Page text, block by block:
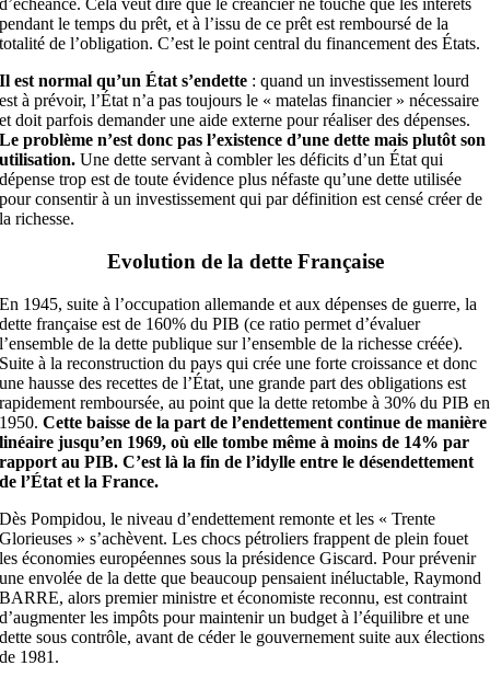
d’échéance. Cela veut dire que le créancier ne touche que les intérêts
pendant le temps du prêt, et à l’issu de ce prêt est remboursé de la
totalité de l’obligation. C’est le point central du financement des États.
Il est normal qu’un État s’endette : quand un investissement lourd
est à prévoir, l’État n’a pas toujours le « matelas financier » nécessaire
et doit parfois demander une aide externe pour réaliser des dépenses.
Le problème n’est donc pas l’existence d’une dette mais plutôt son
utilisation. Une dette servant à combler les déficits d’un État qui
dépense trop est de toute évidence plus néfaste qu’une dette utilisée
pour consentir à un investissement qui par définition est censé créer de
la richesse.
Evolution de la dette Française
En 1945, suite à l’occupation allemande et aux dépenses de guerre, la
dette française est de 160% du PIB (ce ratio permet d’évaluer
l’ensemble de la dette publique sur l’ensemble de la richesse créée).
Suite à la reconstruction du pays qui crée une forte croissance et donc
une hausse des recettes de l’État, une grande part des obligations est
rapidement remboursée, au point que la dette retombe à 30% du PIB en
1950.Cette baisse de la part de l’endettement continue de manière
linéaire jusqu’en 1969, où elle tombe même à moins de 14% par
rapport au PIB. C’est là la fin de l’idylle entre le désendettement
de l’État et la France.
Dès Pompidou, le niveau d’endettement remonte et les « Trente
Glorieuses » s’achèvent. Les chocs pétroliers frappent de plein fouet
les économies européennes sous la présidence Giscard. Pour prévenir
une envolée de la dette que beaucoup pensaient inéluctable, Raymond
BARRE, alors premier ministre et économiste reconnu, est contraint
d’augmenter les impôts pour maintenir un budget à l’équilibre et une
dette sous contrôle, avant de céder le gouvernement suite aux élections
de 1981.